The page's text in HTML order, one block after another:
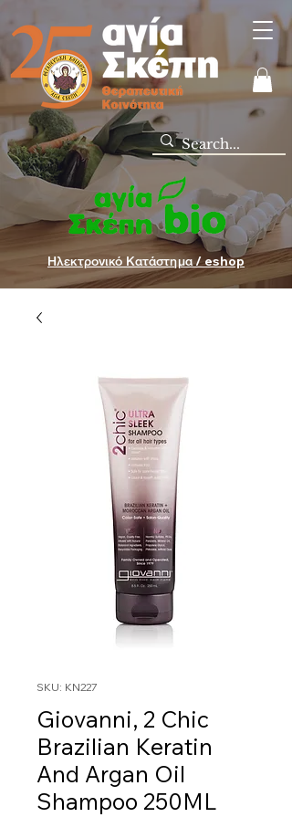
Ηλεκτρονικό Κατάστημα / eshop
SKU: KN227
Giovanni, 2 Chic
Brazilian Keratin
And Argan Oil
Shampoo 250ML